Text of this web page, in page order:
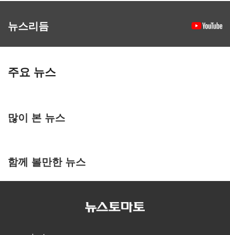
뉴스리듬
주요 뉴스
많이 본 뉴스
함께 볼만한 뉴스